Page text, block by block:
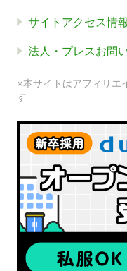
サイトアクセス情
法人・プレスお問
※本サイトはアフィリエ
す